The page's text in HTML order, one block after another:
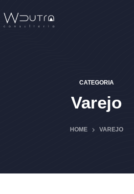
para
CATEGORIA
Varejo
HOME VAREJO